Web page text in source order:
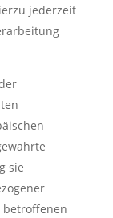
jederzeit
sie
betroffenen